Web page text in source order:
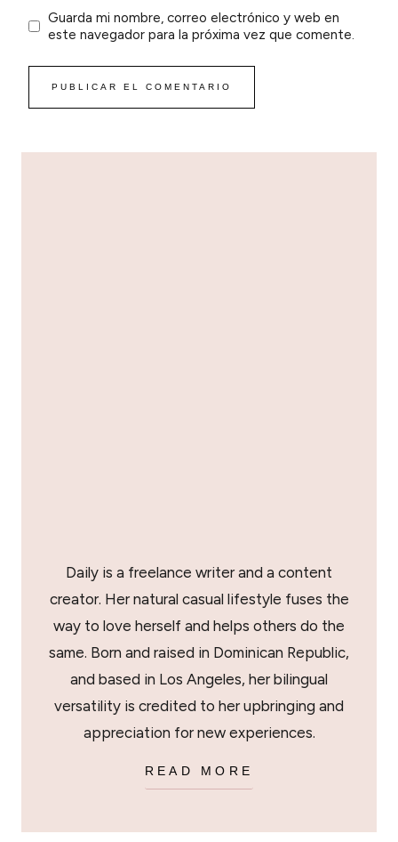
Guarda mi nombre, correo electrónico y web en
este navegador para la próxima vez que comente.
Daily is a freelance writer and a content
creator. Her natural casual lifestyle fuses the
way to love herself and helps others do the
same. Born and raised in Dominican Republic,
and based in Los Angeles, her bilingual
versatility is credited to her upbringing and
appreciation for new experiences.
READ MORE